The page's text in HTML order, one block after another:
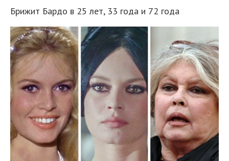
Брижит Бардо в 25 лет, 33 года и 72 года